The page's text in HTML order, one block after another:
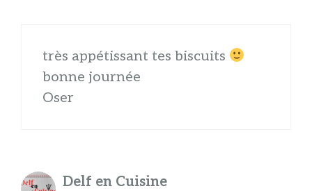
très appétissant tes biscuits
bonne journée
Oser
Delf en Cuisine